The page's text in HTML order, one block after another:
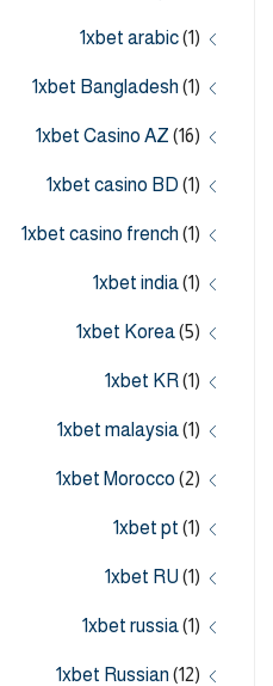
1xbet arabic(1)
1xbet Bangladesh (1)
1xbet Casino AZ (16)
1xbet casino BD (1)
1xbet casino french (1)
1xbet india(1)
1xbet Korea(5)
1xbet KR(1)
1xbet malaysia(1)
1xbet Morocco (2)
1xbet pt (1)
1xbet RU (1)
1xbet russia(1)
1xbet Russian (12)